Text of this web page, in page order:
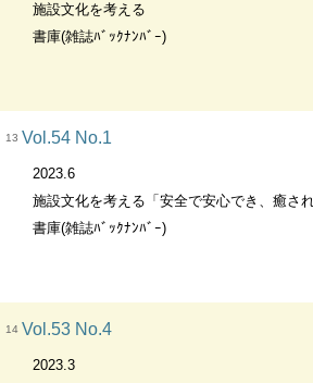
施設文化を考える
書庫(雑誌ﾊﾞｯｸﾅﾝﾊﾞｰ)
13 Vol.54 No.1
2023.6
施設文化を考える「安全で安心でき、癒さ
書庫(雑誌ﾊﾞｯｸﾅﾝﾊﾞｰ)
14 Vol.53 No.4
2023.3